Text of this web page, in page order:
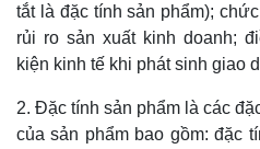
tắt là đặc tính sản phẩm);
rủi ro sản xuất kinh doanh;
kiện kinh tế khi phát sinh giao
2. Đặc tính sản phẩm là các
của sản phẩm bao gồm: đặc